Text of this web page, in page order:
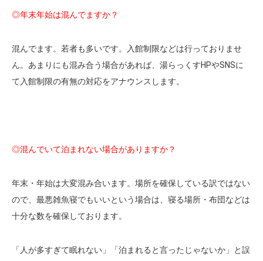
◎年末年始は混んでますか？
混んでます。若者も多いです。入館制限などは行っておりませ
ん。あまりにも混み合う場合があれば、湯らっくすHPやSNSに
て入館制限の有無の対応をアナウンスします。
◎混んでいて泊まれない場合がありますか？
年末・年始は大変混み合います。場所を確保している訳ではない
ので、最悪雑魚寝でもいいという場合は、寝る場所・布団などは
十分な数を確保しております。
「人が多すぎて眠れない」「泊まれると言ったじゃないか」と誤